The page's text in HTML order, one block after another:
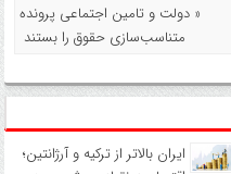
« دولت و تامین اجتماعی پرونده
متناسب‌سازی حقوق را بستند
ایران بالاتر از ترکیه و آرژانتین؛